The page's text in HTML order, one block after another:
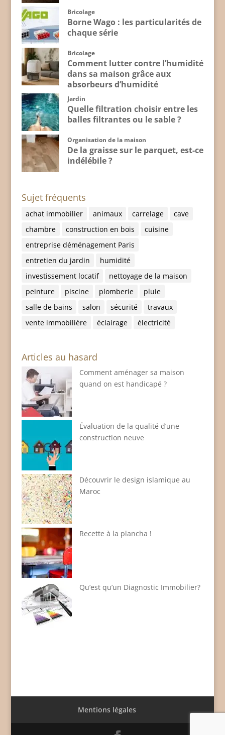
Bricolage
Borne Wago : les particularités de
chaque série
Bricolage
Comment lutter contre l’humidité
dans sa maison grâce aux
absorbeurs d’humidité
Jardin
Quelle filtration choisir entre les
balles filtrantes ou le sable ?
Organisation de la maison
De la graisse sur le parquet, est-ce
indélébile ?
Sujet fréquents
achat immobilier animaux carrelage
cave
chambre
construction en bois
cuisine
entreprise déménagement Paris
entretien du jardin
humidité
investissement locatif
nettoyage de la maison
peinture
piscine plomberie
pluie
salle de bains
salon sécurité
travaux
vente immobilière
éclairage électricité
Articles au hasard
Comment aménager sa maison
quand on est handicapé ?
Évaluation de la qualité d’une
construction neuve
Découvrir le design islamique au
Maroc
Recette à la plancha !
Qu’est qu’un Diagnostic Immobilier?
Mentions légales